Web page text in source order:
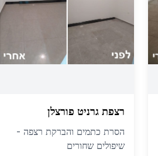
רצפת גרניט פורצלן
הסרת כתמים והברקת רצפה -
שיפולים שחורים